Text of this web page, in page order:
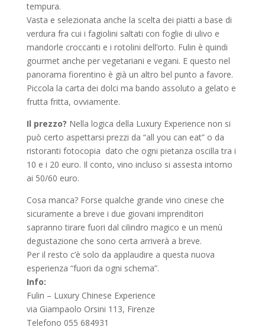
tempura.
Vasta e selezionata anche la scelta dei piatti a base di
verdura fra cui i fagiolini saltati con foglie di ulivo e
mandorle croccanti e i rotolini dell’orto. Fulin è quindi
gourmet anche per vegetariani e vegani. E questo nel
panorama fiorentino è già un altro bel punto a favore.
Piccola la carta dei dolci ma bando assoluto a gelato e
frutta fritta, ovviamente.
Il prezzo? Nella logica della Luxury Experience non si
può certo aspettarsi prezzi da “all you can eat” o da
ristoranti fotocopia dato che ogni pietanza oscilla tra i
10 e i 20 euro. Il conto, vino incluso si assesta intorno
ai 50/60 euro.
Cosa manca? Forse qualche grande vino cinese che
sicuramente a breve i due giovani imprenditori
sapranno tirare fuori dal cilindro magico e un menù
degustazione che sono certa arriverà a breve.
Per il resto c’è solo da applaudire a questa nuova
esperienza “fuori da ogni schema”.
Info:
Fulin – Luxury Chinese Experience
via Giampaolo Orsini 113, Firenze
Telefono 055 684931